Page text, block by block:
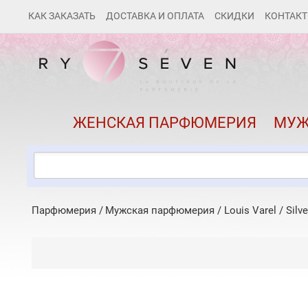
КАК ЗАКАЗАТЬ ДОСТАВКА И ОПЛАТА СКИДКИ
ЖЕНСКАЯ ПАРФЮМЕРИЯ
Парфюмерия Мужская парфюмерия / Louis Varel /